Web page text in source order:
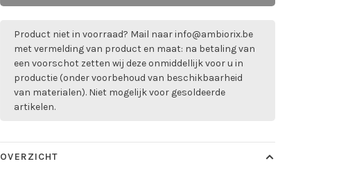
Product niet in voorraad? Mail naarinfo@ambiorix.be
met vermelding van product en maat: na betaling van
een voorschot zetten wij deze onmiddellijk voor u in
productie (onder voorbehoud van beschikbaarheid
van materialen). Niet mogelijk voor gesoldeerde
artikelen.
OVERZICHT